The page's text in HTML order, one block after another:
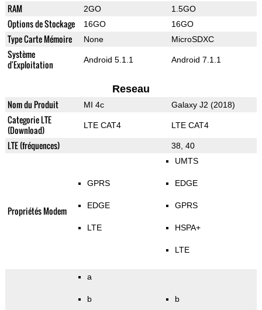
RAM 2GO 1.5GO
Options de Stockage 16GO 16GO
Type Carte Mémoire None MicroSDXC
Système
d'Exploitation
Android 5.1.1 Android 7.1.1
Reseau
Nom du Produit MI 4c Galaxy J2 (2018)
Categorie LTE
(Download)
LTE CAT4 LTE CAT4
LTE (fréquences) 38, 40
Propriétés Modem
GPRS
EDGE
LTE
UMTS
EDGE
GPRS
HSPA+
LTE
a
b b